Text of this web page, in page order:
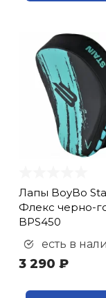
Лапы BoyBo
Флекс черно-
BPS450
есть в
3 290 ₽